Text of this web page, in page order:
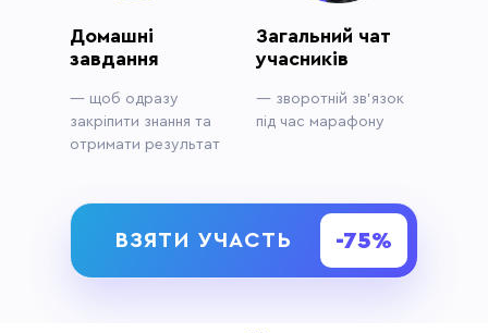
Загальний чат
учасників
— зворотній зв'язок
під час марафону
Домашні
завдання
— щоб одразу
закріпити знання та
отримати результат
ВЗЯТИ УЧАСТЬ -75%